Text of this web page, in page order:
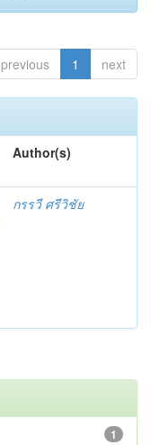
previous 1 next
Author(s)
กรรวี ศรีวิชัย
1